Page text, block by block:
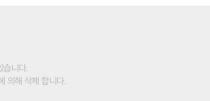
습니다.
의해 삭제 합니다.